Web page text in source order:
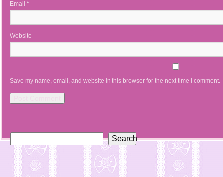
Email *
Website
Save my name, email, and website in this browser for the next time I comment.
Search